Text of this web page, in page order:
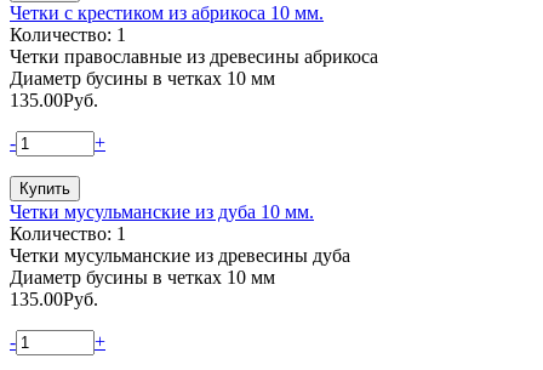
Четки с крестиком из абрикоса 10 мм.
Количество: 1
Четки православные из древесины абрикоса
Диаметр бусины в четках 10 мм
135.00Руб.
- +
Четки мусульманские из дуба 10 мм.
Количество: 1
Четки мусульманские из древесины дуба
Диаметр бусины в четках 10 мм
135.00Руб.
- +